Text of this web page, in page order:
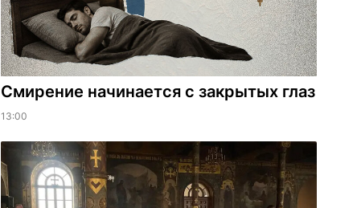
Смирение начинается с закрытых глаз
13:00